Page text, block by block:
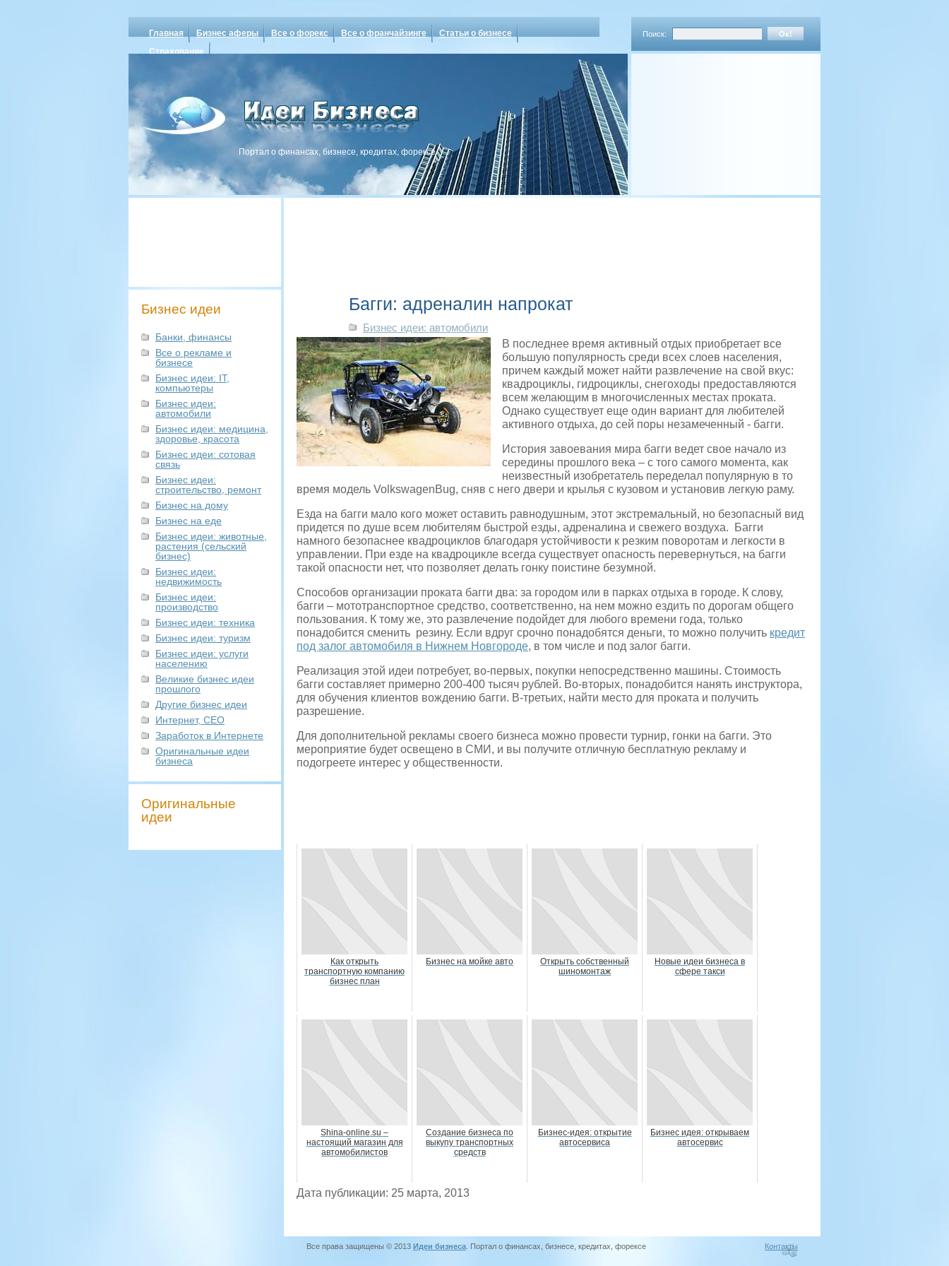
Главная Бизнес аферы Все о форекс Все о франчайзинге
Статьи о бизнесе
Страхование
Поиск:
Портал о финансах, бизнесе, кредитах, форексе
Бизнес идеи
Банки, финансы
Все о рекламе и
бизнесе
Бизнес идеи: IT,
компьютеры
Бизнес идеи:
автомобили
Бизнес идеи: медицина,
здоровье, красота
Бизнес идеи: сотовая
связь
Бизнес идеи:
строительство, ремонт
Бизнес на дому
Бизнес на еде
Бизнес идеи: животные,
растения (сельский
бизнес)
Бизнес идеи:
недвижимость
Бизнес идеи:
производство
Бизнес идеи: техника
Бизнес идеи: туризм
Бизнес идеи: услуги
населению
Великие бизнес идеи
прошлого
Другие бизнес идеи
Интернет, СЕО
Заработок в Интернете
Оригинальные идеи
бизнеса
Оригинальные
идеи
Багги: адреналин напрокат
Бизнес идеи: автомобили
В последнее время активный отдых приобретает все
большую популярность среди всех слоев населения,
причем каждый может найти развлечение на свой вкус:
квадроциклы, гидроциклы, снегоходы предоставляются
всем желающим в многочисленных местах проката.
Однако существует еще один вариант для любителей
активного отдыха, до сей поры незамеченный - багги.
История завоевания мира багги ведет свое начало из
середины прошлого века – с того самого момента, как
неизвестный изобретатель переделал популярную в то
время модель VolkswagenBug, сняв с него двери и крылья с кузовом и установив легкую раму.
Езда на багги мало кого может оставить равнодушным, этот экстремальный, но безопасный вид
придется по душе всем любителям быстрой езды, адреналина и свежего воздуха. Багги
намного безопаснее квадроциклов благодаря устойчивости к резким поворотам и легкости в
управлении. При езде на квадроцикле всегда существует опасность перевернуться, на багги
такой опасности нет, что позволяет делать гонку поистине безумной.
Способов организации проката багги два: за городом или в парках отдыха в городе. К слову,
багги – мототранспортное средство, соответственно, на нем можно ездить по дорогам общего
пользования. К тому же, это развлечение подойдет для любого времени года, только
понадобится сменить резину. Если вдруг срочно понадобятся деньги, то можно получить кредит
под залог автомобиля в Нижнем Новгороде, в том числе и под залог багги.
Реализация этой идеи потребует, во-первых, покупки непосредственно машины. Стоимость
багги составляет примерно 200-400 тысяч рублей. Во-вторых, понадобится нанять инструктора,
для обучения клиентов вождению багги. В-третьих, найти место для проката и получить
разрешение.
Для дополнительной рекламы своего бизнеса можно провести турнир, гонки на багги. Это
мероприятие будет освещено в СМИ, и вы получите отличную бесплатную рекламу и
подогреете интерес у общественности.
Как открыть
транспортную компанию
бизнес план
Бизнес на мойке авто
Открыть собственный
шиномонтаж
Новые идеи бизнеса в
сфере такси
Shina-online.su –
настоящий магазин для
автомобилистов
Создание бизнеса по
выкупу транспортных
средств
Бизнес-идея: открытие
автосервиса
Бизнес идея: открываем
автосервис
Дата публикации: 25 марта, 2013
Все права защищены © 2013 Идеи бизнеса . Портал о финансах, бизнесе, кредитах, форексе Контакты